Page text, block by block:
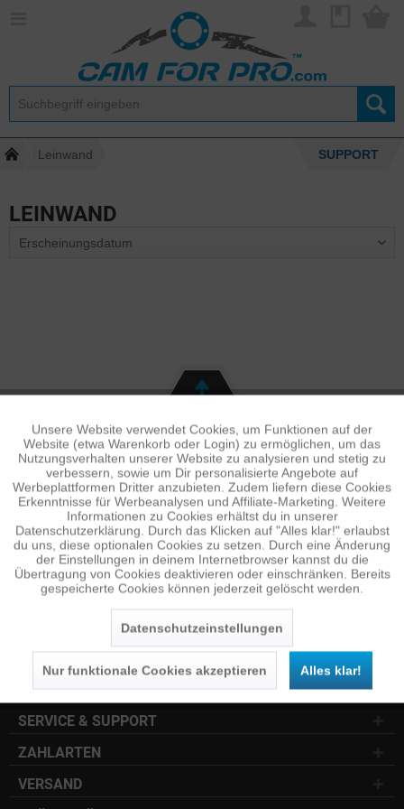
Leinwand SUPPORT
LEINWAND
NEWSLETTER
Jetzt anmelden und 10 € Gutschein sichern
SENDEN
DieDatenschutzerklärunghabe ich zur Kenntnis
genommen.
KUNDENSERVICE
SOCIAL MEDIA
SERVICE & SUPPORT
ZAHLARTEN
VERSAND
Funktionale Aktiv
Tracking Inaktiv
Personalisierung Inaktiv
Service Inaktiv
Unsere Website verwendet Cookies, um Funktionen auf der
Website (etwa Warenkorb oder Login) zu ermöglichen, um das
Nutzungsverhalten unserer Website zu analysieren und stetig zu
verbessern, sowie um Dir personalisierte Angebote auf
Werbeplattformen Dritter anzubieten. Zudem liefern diese Cookies
Erkenntnisse für Werbeanalysen und Affiliate-Marketing. Weitere
Informationen zu Cookies erhältst du in unserer
Datenschutzerklärung. Durch das Klicken auf "Alles klar!" erlaubst
du uns, diese optionalen Cookies zu setzen. Durch eine Änderung
der Einstellungen in deinem Internetbrowser kannst du die
Übertragung von Cookies deaktivieren oder einschränken. Bereits
gespeicherte Cookies können jederzeit gelöscht werden.
Datenschutzeinstellungen
Nur funktionale Cookies akzeptieren Alles klar!